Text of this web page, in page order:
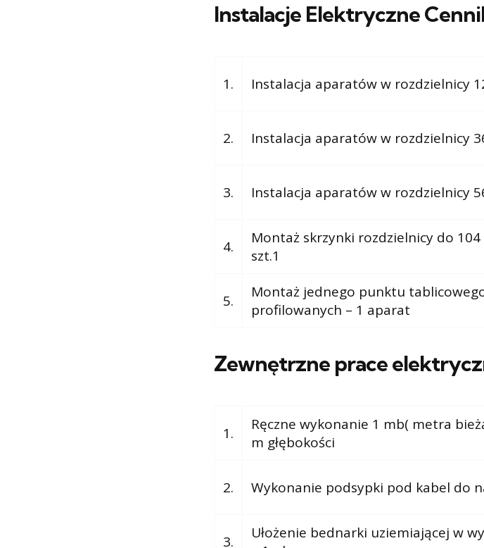
Instalacje Elektryczne
1. Instalacja aparatów w rozdzielnicy
2. Instalacja aparatów w rozdzielnicy
3. Instalacja aparatów w rozdzielnicy
4.
Montaż skrzynki rozdzielnicy do
szt.1
5.
Montaż jednego punktu
profilowanych – 1 aparat
Zewnętrzne prace
1.
Ręczne wykonanie 1 mb( metra
m głębokości
2. Wykonanie podsypki pod kabel do
3.
Ułożenie bednarki uziemiającej w